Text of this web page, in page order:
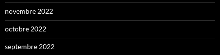
novembre 2022
octobre 2022
septembre 2022